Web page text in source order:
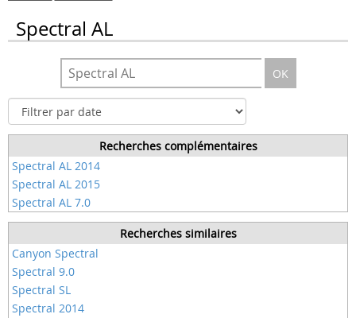
Spectral AL
OK
Recherches complémentaires
Spectral AL 2014
Spectral AL 2015
Spectral AL 7.0
Recherches similaires
Canyon Spectral
Spectral 9.0
Spectral SL
Spectral 2014